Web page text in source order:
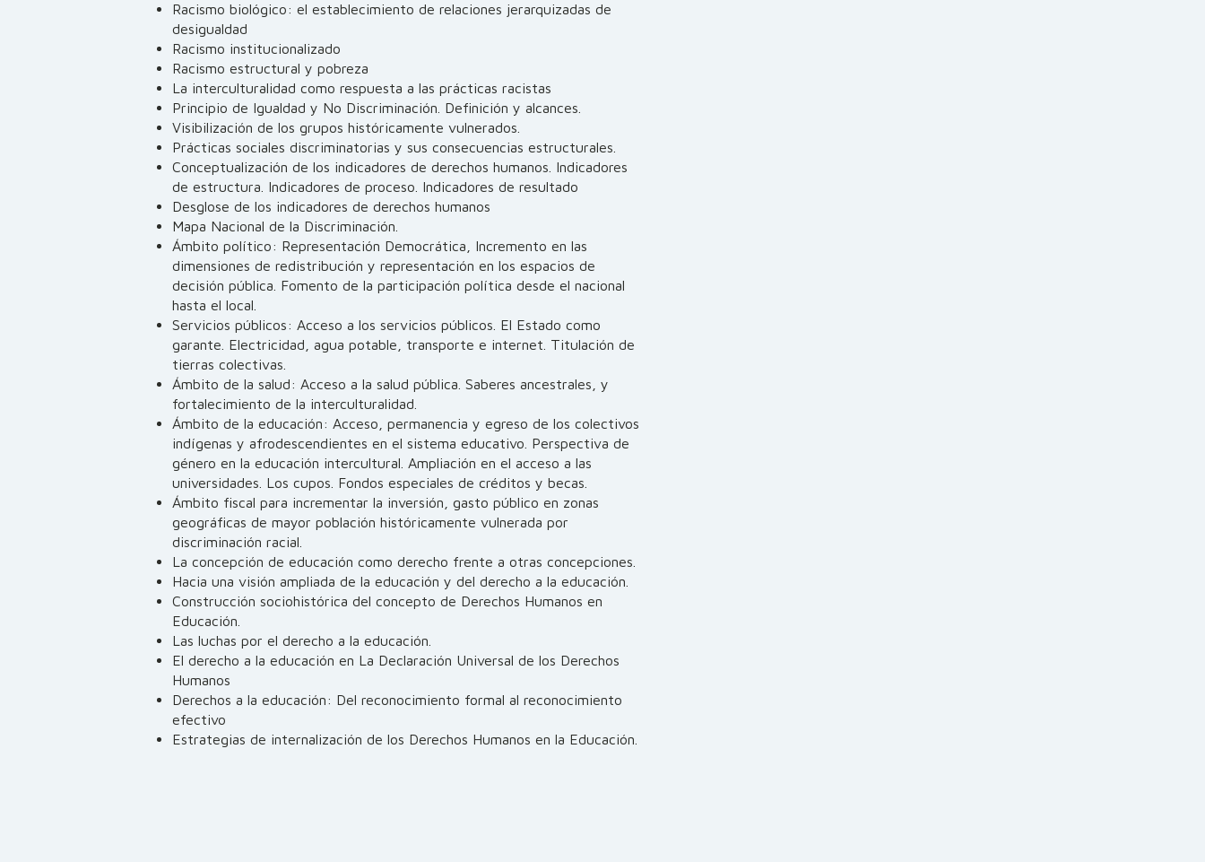
Racismo biológico: el establecimiento de relaciones jerarquizadas de
desigualdad
Racismo institucionalizado
Racismo estructural y pobreza
La interculturalidad como respuesta a las prácticas racistas
Principio de Igualdad y No Discriminación. Definición y alcances.
Visibilización de los grupos históricamente vulnerados.
Prácticas sociales discriminatorias y sus consecuencias estructurales.
Conceptualización de los indicadores de derechos humanos. Indicadores
de estructura. Indicadores de proceso. Indicadores de resultado
Desglose de los indicadores de derechos humanos
Mapa Nacional de la Discriminación.
Ámbito político: Representación Democrática, Incremento en las
dimensiones de redistribución y representación en los espacios de
decisión pública. Fomento de la participación política desde el nacional
hasta el local.
Servicios públicos: Acceso a los servicios públicos. El Estado como
garante. Electricidad, agua potable, transporte e internet. Titulación de
tierras colectivas.
Ámbito de la salud: Acceso a la salud pública. Saberes ancestrales, y
fortalecimiento de la interculturalidad.
Ámbito de la educación: Acceso, permanencia y egreso de los colectivos
indígenas y afrodescendientes en el sistema educativo. Perspectiva de
género en la educación intercultural. Ampliación en el acceso a las
universidades. Los cupos. Fondos especiales de créditos y becas.
Ámbito fiscal para incrementar la inversión, gasto público en zonas
geográficas de mayor población históricamente vulnerada por
discriminación racial.
La concepción de educación como derecho frente a otras concepciones.
Hacia una visión ampliada de la educación y del derecho a la educación.
Construcción sociohistórica del concepto de Derechos Humanos en
Educación.
Las luchas por el derecho a la educación.
El derecho a la educación en La Declaración Universal de los Derechos
Humanos
Derechos a la educación: Del reconocimiento formal al reconocimiento
efectivo
Estrategias de internalización de los Derechos Humanos en la Educación.